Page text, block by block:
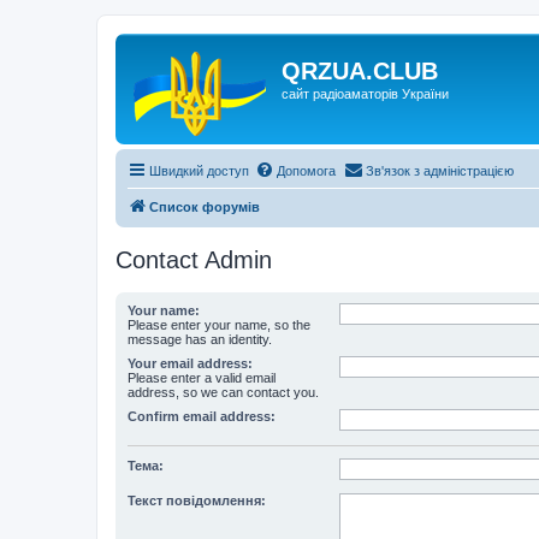
QRZUA.CLUB
сайт радіоаматорів України
Швидкий доступ Допомога Зв'язок з адміністрацією
Список форумів
Contact Admin
Your name:
Please enter your name, so the
message has an identity.
Your email address:
Please enter a valid email
address, so we can contact you.
Confirm email address:
Тема:
Текст повідомлення: